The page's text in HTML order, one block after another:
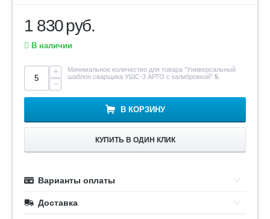
1 830руб.
В наличии
+
−
Минимальное количество для товара "Универсальный
шаблон сварщика УШС-3 АРГО с калибровкой" 5
В КОРЗИНУ
КУПИТЬ В ОДИН КЛИК
Варианты оплаты
Доставка